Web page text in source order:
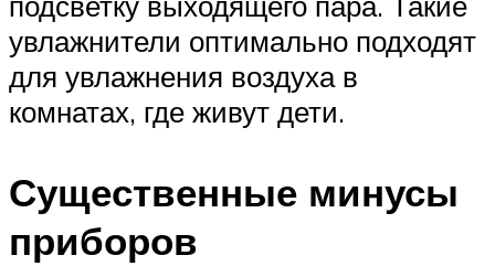
увлажнители оптимально подходят
для увлажнения воздуха в
комнатах, где живут дети.
Существенные минусы
приборов